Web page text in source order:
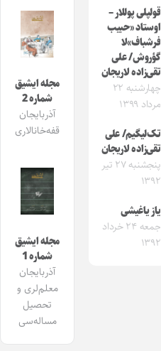
قولپلی پوللار –
اوستاد «حبیب
فرشباف»‌لا
گؤروش/ علی
تقی‌زاده لاریجان
چهارشنبه ۲۲
مرداد ۱۳۹۹
تک‌لیگیم/ علی
تقی‌زاده لاریجان
پنجشنبه ۲۷ تیر
۱۳۹۲
یاز یاغیشی
جمعه ۲۴ خرداد
۱۳۹۲
مجله ایشیق
شماره 2
آذربایجان
قفه‌خانالاری
مجله ایشیق
شماره 1
آذربایجان
معلم‌لری و
تحصیل
مساله‌سی